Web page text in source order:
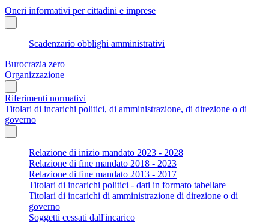
Oneri informativi per cittadini e imprese
Scadenzario obblighi amministrativi
Burocrazia zero
Organizzazione
Riferimenti normativi
Titolari di incarichi politici, di amministrazione, di direzione o di
governo
Relazione di inizio mandato 2023 - 2028
Relazione di fine mandato 2018 - 2023
Relazione di fine mandato 2013 - 2017
Titolari di incarichi politici - dati in formato tabellare
Titolari di incarichi di amministrazione di direzione o di
governo
Soggetti cessati dall'incarico